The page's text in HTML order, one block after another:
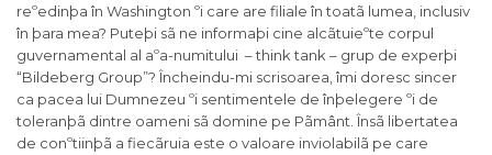
reºedinþa în Washington ºi care are filiale în toatã lumea, inclusiv
în þara mea? Puteþi sã ne informaþi cine alcãtuieºte corpul
guvernamental al aºa-numitului – think tank – grup de experþi
“Bildeberg Group”? Încheindu-mi scrisoarea, îmi doresc sincer
ca pacea lui Dumnezeu ºi sentimentele de înþelegere ºi de
toleranþã dintre oameni sã domine pe Pãmânt. Însã libertatea
de conºtiinþã a fiecãruia este o valoare inviolabilã pe care